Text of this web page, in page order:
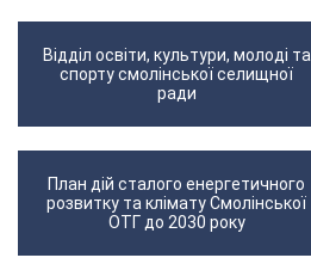
Відділ освіти, культури, молоді та
спорту смолінської селищної
ради
План дій сталого енергетичного
розвитку та клімату Смолінської
ОТГ до 2030 року